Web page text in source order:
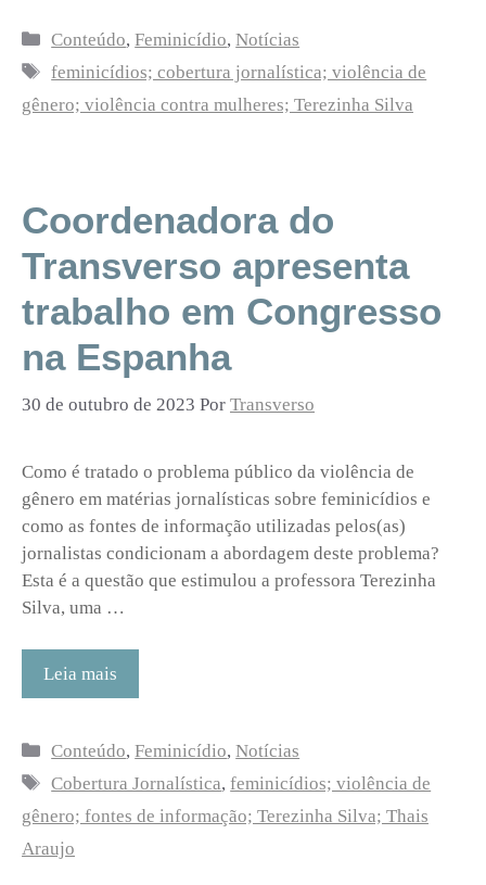
Categorias
Conteúdo,Feminicídio,Notícias
Tags
feminicídios; cobertura jornalística; violência de
gênero; violência contra mulheres; Terezinha Silva
Coordenadora do
Transverso apresenta
trabalho em Congresso
na Espanha
30 de outubro de 2023 Por Transverso
Como é tratado o problema público da violência de
gênero em matérias jornalísticas sobre feminicídios e
como as fontes de informação utilizadas pelos(as)
jornalistas condicionam a abordagem deste problema?
Esta é a questão que estimulou a professora Terezinha
Silva, uma …
Leia mais
Categorias
Conteúdo,Feminicídio,Notícias
Tags
Cobertura Jornalística,feminicídios; violência de
gênero; fontes de informação; Terezinha Silva; Thais
Araujo